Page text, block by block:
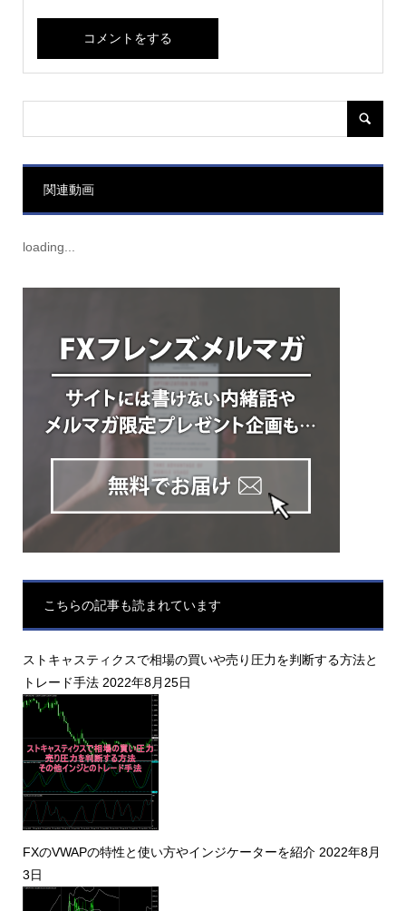
関連動画
loading...
こちらの記事も読まれています
ストキャスティクスで相場の買いや売り圧力を判断する方法と
トレード手法2022年8月25日
FXのVWAPの特性と使い方やインジケーターを紹介2022年8月
3日